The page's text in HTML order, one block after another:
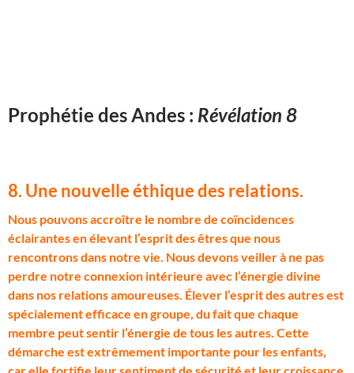
Prophétie des Andes : Révélation 8
8. Une nouvelle éthique des relations.
Nous pouvons accroître le nombre de coïncidences
éclairantes en élevant l’esprit des êtres que nous
rencontrons dans notre vie. Nous devons veiller à ne pas
perdre notre connexion intérieure avec l’énergie divine
dans nos relations amoureuses. Élever l’esprit des autres est
spécialement efficace en groupe, du fait que chaque
membre peut sentir l’énergie de tous les autres. Cette
démarche est extrêmement importante pour les enfants,
car elle fortifie leur sentiment de sécurité et leur croissance